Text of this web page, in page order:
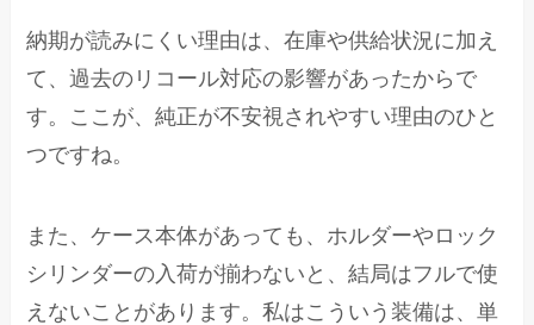
納期が読みにくい理由は、在庫や供給状況に加え
て、過去のリコール対応の影響があったからで
す。ここが、純正が不安視されやすい理由のひと
つですね。
また、ケース本体があっても、ホルダーやロック
シリンダーの入荷が揃わないと、結局はフルで使
えないことがあります。私はこういう装備は、単